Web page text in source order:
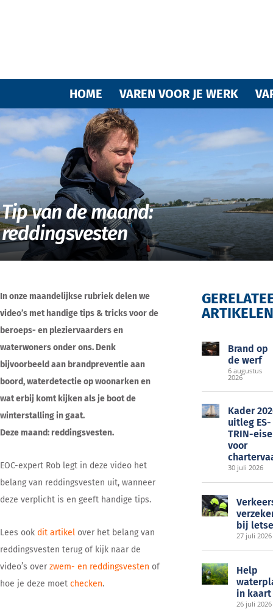
Varende
vrienden
van
EOC
HOME VAREN VOOR JE WERK
Tip van de maand:
reddingsvesten
In onze maandelijkse rubriek delen we
video’s met handige tips & tricks voor de
beroeps- en pleziervaarders en
waterwoners onder ons. Denk
bijvoorbeeld aan brandpreventie aan
boord, waterdetectie op woonarken en
wat erbij komt kijken als je boot de
winterstalling in gaat.
Deze maand: reddingsvesten.
EOC-expert Rob legt in deze video het
belang van reddingsvesten uit, wanneer
deze verplicht is en geeft handige tips.
Lees ook dit artikel over het belang van
reddingsvesten terug of kijk naar de
video’s overzwem- en reddingsvesten of
hoe je deze moet checken.
ARTIKELEN
Brand op
de werf
6 augustus
2026
Kader
uitleg ES-
TRIN-
voor
30 juli 2026
bij
27 juli 2026
Help
in
26 juli 2026